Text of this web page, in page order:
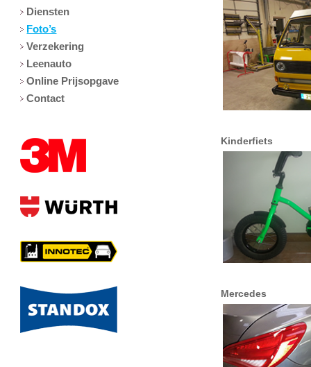
Kinderfiets
Mercedes
Diensten
Foto’s
Verzekering
Leenauto
Online Prijsopgave
Contact